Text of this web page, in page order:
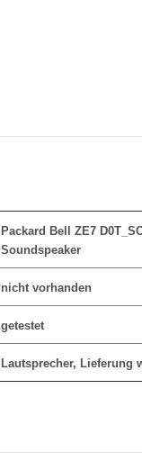
Packard Bell ZE7
Soundspeaker
nicht vorhanden
getestet
Lautsprecher, Lieferung